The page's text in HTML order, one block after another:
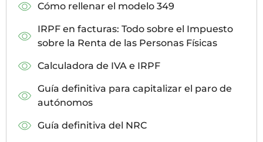
Cómo rellenar el modelo 349
IRPF en facturas: Todo sobre el Impuesto
sobre la Renta de las Personas Físicas
Calculadora de IVA e IRPF
Guía definitiva para capitalizar el paro de
autónomos
Guía definitiva del NRC